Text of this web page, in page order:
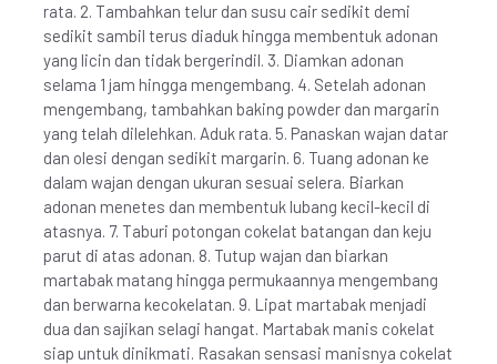
rata. 2. Tambahkan telur dan susu cair sedikit demi
sedikit sambil terus diaduk hingga membentuk adonan
yang licin dan tidak bergerindil. 3. Diamkan adonan
selama 1 jam hingga mengembang. 4. Setelah adonan
mengembang, tambahkan baking powder dan margarin
yang telah dilelehkan. Aduk rata. 5. Panaskan wajan datar
dan olesi dengan sedikit margarin. 6. Tuang adonan ke
dalam wajan dengan ukuran sesuai selera. Biarkan
adonan menetes dan membentuk lubang kecil-kecil di
atasnya. 7. Taburi potongan cokelat batangan dan keju
parut di atas adonan. 8. Tutup wajan dan biarkan
martabak matang hingga permukaannya mengembang
dan berwarna kecokelatan. 9. Lipat martabak menjadi
dua dan sajikan selagi hangat. Martabak manis cokelat
siap untuk dinikmati. Rasakan sensasi manisnya cokelat